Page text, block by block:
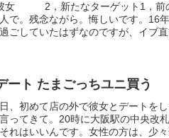
女 2，新たなターゲット1，前の
で。残念ながら。悔しいです。16
ごしていたはずなのですが、イブ直
ート たまごっちユニ買う
、初めて店の外で彼女とデートを
ってきて。20時に大阪駅の中央改
れはいいんです。女性の方は、少